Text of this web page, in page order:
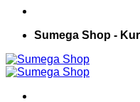
Sumega Shop -